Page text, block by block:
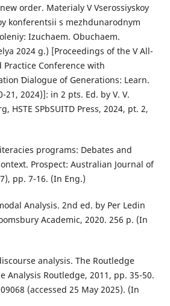
order. Materialy V Vserossiyskoy
konferentsii s mezhdunarodnym
Izuchaem. Obuchaem.
2024 g.) [Proceedings of the V All-
Practice Conference with
ʽDialogue of Generations: Learn.
21, 2024)]: in 2 pts. Ed. by V. V.
HSTE SPbSUITD Press, 2024, pt. 2,
programs: Debates and
Prospect: Australian Journal of
pp. 7-16. (In Eng.)
Analysis. 2nd ed. by Per Ledin
Academic, 2020. 256 p. (In
analysis. The Routledge
Analysis Routledge, 2011, pp. 35-50.
(accessed 25 May 2025). (In